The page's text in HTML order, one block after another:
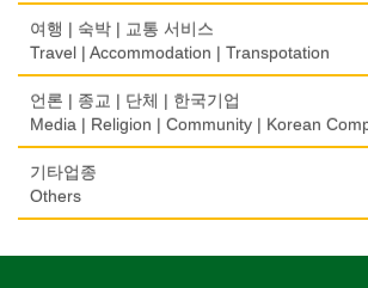
의사-비뇨기과
의사-산부인과
Obstetrician
의사-성형외과
Cosmetic Surgeon
Jeweler/Jeweller
비디오-사진/촬영/편집/공급
Video Service
사진촬영
애완동물용품
Pet Shop
개인지도-음악
Private Lesson-Music
개인지도-옷수선
Private Lesson-Alteration
개인지도-어학/수학
개인지도-서예
Real Estate
은행/금융기관
Bank/Financing Service
Medal/Trophy
Dry cleaning Equipment
악기사
열쇠
간판
Signs
가구판매/수리
Furniture Sales/Repair
Machinery Rebuilding
난방/냉동
Automobile/Car
자동차-렌트
Car Rental
자동차-바디샵
Autobody Shop
가라오케/노래방/카페
Karaoke/Cafe
Dahn Centre
당구장
Billiard Club
볼링장
공인회계사(CPA)
CPA
번역/통역/이력서
Translation/Interpretation/Resume Service
Law Office
회계업무
건강상담/식품/정보
Health Counseling/Food/Information
의료기
Medical Equipment
Massage
여행 | 숙박 | 교통 서비스
Travel | Accommodation | Transpotation
호텔/모텔/숙박
Hotel/Motel
여행/관광
Travel/Tour
언론 | 종교 | 단체 | 한국기업
Media | Religion | Community | Korean
기도원/수양관
Retreat Centre
Korean Businessmen's Association
기타업종
Others